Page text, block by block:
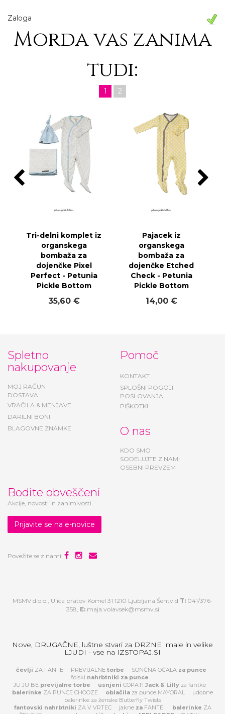
Zaloga
Morda vas zanima
tudi:
1 2
Tri-delni komplet iz
organskega
bombaža za
dojenčke Pixel
Perfect - Petunia
Pickle Bottom
35,60 €
Pajacek iz
organskega
bombaža za
dojenčke Etched
Check - Petunia
Pickle Bottom
14,00 €
Spletno
nakupovanje
MOJ RAČUN
DOSTAVA
VRAČILA & MENJAVE
DARILNI BONI
BLAGOVNE ZNAMKE
Pomoč
KONTAKT
SPLOŠNI POGOJI
POSLOVANJA
PIŠKOTKI
O nas
KDO SMO
SODELUJTE Z NAMI
OSEBNI PREVZEM
Bodite obveščeni
Akcije, novosti in zanimivosti.
Prijavite se na e-novice
Povežite se z nami:
MSMV d.o.o., Ulica bratov Komel 31 1210 Ljubljana Šentvid T:041/376-
358, E: maja.volavsek@msmv.si
Nove, DRUGAČNE, luštne stvari za DRZNE male in velike
LJUDI - vse na IZSTOPAJ.SI
čevlji ZA FANTE PREVIJALNE torbe SONČNA OČALA za punce
šolski nahrbtniki za punce
JU JU BE previjalne torbe usnjeni COPATI Jack & Lillyza fantke
balerinke ZA PUNCE CHOOZE oblačila za punce MAYORAL
udobne
balerinke za ženske Butterfly Twists
fantovski nahrbtniki ZA V VRTEC jaknezaFANTE balerinke ZA